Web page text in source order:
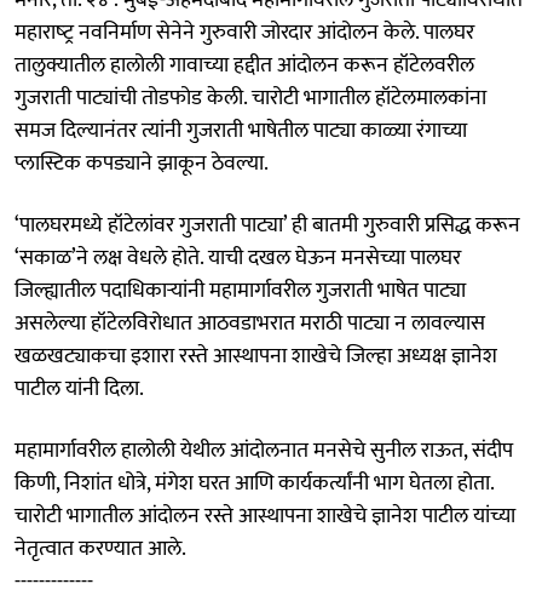
महाराष्‍ट्र नवनिर्माण सेनेने गुरुवारी जोरदार आंदोलन केले. पालघर
तालुक्यातील हालोली गावाच्या हद्दीत आंदोलन करून हॉटेलवरील
गुजराती पाट्यांची तोडफोड केली. चारोटी भागातील हॉटेलमालकांना
समज दिल्यानंतर त्यांनी गुजराती भाषेतील पाट्या काळ्या रंगाच्या
प्लास्टिक कपड्याने झाकून ठेवल्या.
‘पालघरमध्ये हॉटेलांवर गुजराती पाट्या’ ही बातमी गुरुवारी प्रसिद्ध करून
‘सकाळ’ने लक्ष वेधले होते. याची दखल घेऊन मनसेच्या पालघर
जिल्ह्यातील पदाधिकाऱ्यांनी महामार्गावरील गुजराती भाषेत पाट्या
असलेल्या हॉटेलविरोधात आठवडाभरात मराठी पाट्या न लावल्यास
खळखट्याकचा इशारा रस्ते आस्थापना शाखेचे जिल्हा अध्यक्ष ज्ञानेश
पाटील यांनी दिला.
महामार्गावरील हालोली येथील आंदोलनात मनसेचे सुनील राऊत, संदीप
किणी, निशांत धोत्रे, मंगेश घरत आणि कार्यकर्त्यांनी भाग घेतला होता.
चारोटी भागातील आंदोलन रस्ते आस्थापना शाखेचे ज्ञानेश पाटील यांच्या
नेतृत्वात करण्यात आले.
-------------